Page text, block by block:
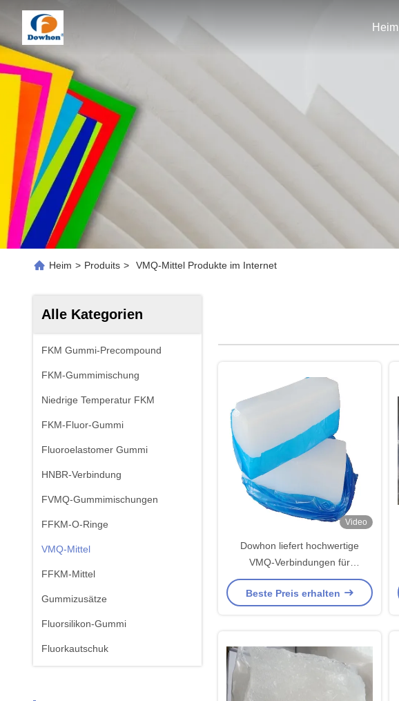
Heim
Heim > Produits > VMQ-Mittel Produkte im Internet
Alle Kategorien
FKM Gummi-Precompound
FKM-Gummimischung
Niedrige Temperatur FKM
FKM-Fluor-Gummi
Fluoroelastomer Gummi
HNBR-Verbindung
FVMQ-Gummimischungen
FFKM-O-Ringe
VMQ-Mittel
FFKM-Mittel
Gummizusätze
Fluorsilikon-Gummi
Fluorkautschuk
Video
Dowhon liefert hochwertige
VMQ-Verbindungen für
verschiedene Industriezweige
Beste Preis erhalten